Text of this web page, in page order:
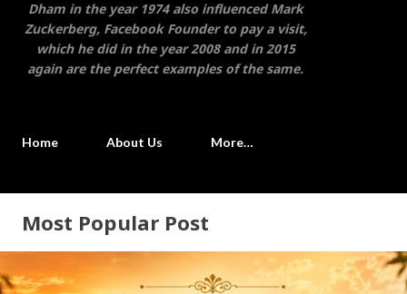
Dham in the year 1974 also influenced Mark
Zuckerberg, Facebook Founder to pay a visit,
which he did in the year 2008 and in 2015
again are the perfect examples of the same.
Home About Us More…
Most Popular Post